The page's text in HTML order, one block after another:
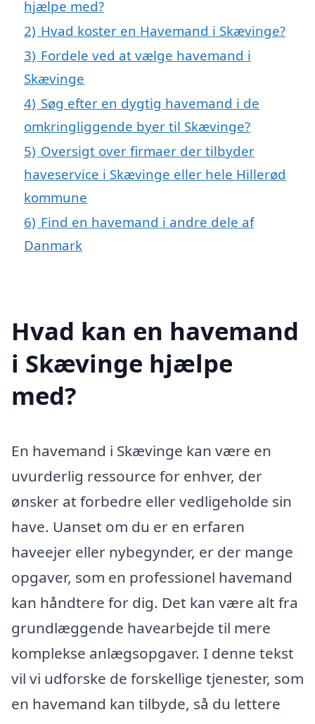
hjælpe med?
2) Hvad koster en Havemand i Skævinge?
3) Fordele ved at vælge havemand i
Skævinge
4) Søg efter en dygtig havemand i de
omkringliggende byer til Skævinge?
5) Oversigt over firmaer der tilbyder
haveservice i Skævinge eller hele Hillerød
kommune
6) Find en havemand i andre dele af
Danmark
Hvad kan en havemand
i Skævinge hjælpe
med?
En havemand i Skævinge kan være en
uvurderlig ressource for enhver, der
ønsker at forbedre eller vedligeholde sin
have. Uanset om du er en erfaren
haveejer eller nybegynder, er der mange
opgaver, som en professionel havemand
kan håndtere for dig. Det kan være alt fra
grundlæggende havearbejde til mere
komplekse anlægsopgaver. I denne tekst
vil vi udforske de forskellige tjenester, som
en havemand kan tilbyde, så du lettere